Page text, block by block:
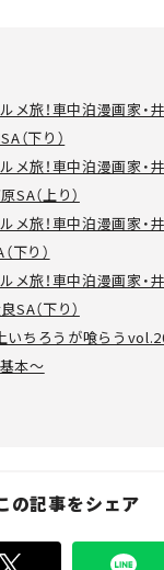
メ旅！車中泊漫画家・
（下り）
メ旅！車中泊漫画家・
（上り）
メ旅！車中泊漫画家・
下り）
メ旅！車中泊漫画家・
（下り）
いちろうが喰らう
本～
の記事をシェア